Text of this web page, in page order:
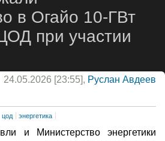
в Огайо 10-ГВт
при участии
24.05.2026 [23:55], Руслан Авдеев
цод энергетика
и Министерство энергетики